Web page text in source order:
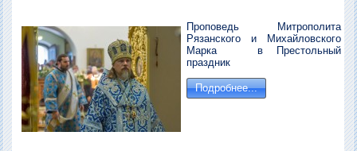
Проповедь Митрополита
Рязанского и Михайловского
Марка в Престольный
праздник
Подробнее...